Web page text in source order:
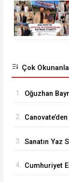
Çok
1. Oğuzhan
2.
3. Sanatın Yaz
4. Cumhuriyet